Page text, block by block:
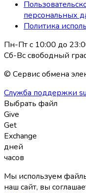
персональных
Политика
Пн-Пт с 10:00 до
Сб-Вс свободный
© Сервис обмена
Служба поддержки
Выбрать файл
Give
Get
Exchange
дней
часов
Мы используем
наш сайт, вы